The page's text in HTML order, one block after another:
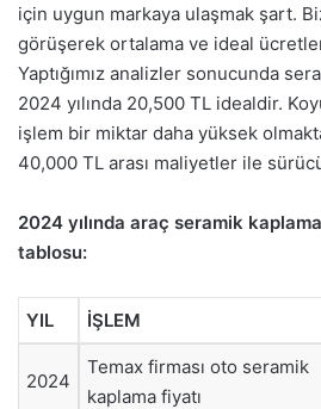
için uygun markaya ulaşmak şart.
görüşerek ortalama ve ideal
Yaptığımız analizler sonucunda
2024 yılında 20,500 TL idealdir.
işlem bir miktar daha yüksek
40,000 TL arası maliyetler ile
2024 yılında araç seramik
tablosu:
YIL İŞLEM
2024
Temax firması oto seramik
kaplama fiyatı